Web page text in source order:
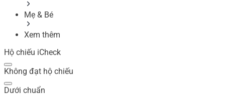
Mẹ & Bé
Xem thêm
Hộ chiếu iCheck
Không đạt hộ chiếu
Dưới chuẩn